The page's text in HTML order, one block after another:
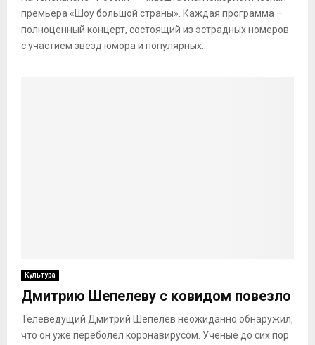
премьера «Шоу большой страны». Каждая программа –
полноценный концерт, состоящий из эстрадных номеров
с участием звезд юмора и популярных...
Культура
Дмитрию Шепелеву с ковидом повезло
Телеведущий Дмитрий Шепелев неожиданно обнаружил,
что он уже переболел коронавирусом. Ученые до сих пор